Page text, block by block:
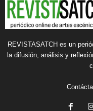
REVISTASATCH es un
la difusión, análisis y